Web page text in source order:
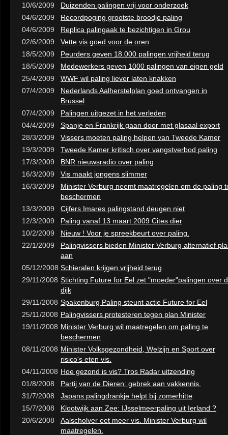
10/6/2009
Duizenden palingen vrij voor onderzoek
04/6/2009
Recordpoging grootste broodje paling
04/6/2009
Replica palingaak te bezichtigen in Grou
02/6/2009
Vette vis goed voor de oren
18/5/2009
Peurders geven 18.000 palingen vrijheid terug
18/5/2009
Medewerkers geven 1000 palingen van eigen geld
25/4/2009
WWF wil paling liever laten knakken
07/4/2009
Nederlands Aalherstelplan goed ontvangen in
Brussel
07/4/2009
Palingen uitgezet in het verleden
04/4/2009
Spanje en Frankrijk gaan door met glasaal export
28/3/2009
Vissers moeten paling helpen van Tweede Kamer
19/3/2009
Tweede Kamer kritisch over vangstverbod paling
17/3/2009
BNR nieuwsradio over paling
16/3/2009
Vis maakt jongens slimmer
16/3/2009
Minister Verburg neemt maatregelen om de paling
beschermen
13/3/2009
Cijfers Imares palingstand deugen niet
12/3/2009
Paling vanaf 13 maart 2009 Cites dier
10/2/2009
Nieuw ! Voor je spreekbeurt over paling.
22/1/2009
Palingvissers bieden Minister Verburg alternatief
aan
05/12/2008 Schieralen krijgen vrijheid terug
29/11/2008 Stichting Future for Eel zet "moeder"palingen over
dijk
29/11/2008 Spakenburg Paling steunt actie Future for Eel
25/11/2008 Palingvissers protesteren tegen plan Minister
19/11/2008 Minister Verburg wil maatregelen om paling te
beschermen
08/11/2008 Minister Volksgezondheid, Welzijn en Sport over
risico's eten vis.
04/11/2008 Hoe gezond is vis? Tros Radar uitzending
01/8/2008
Partij van de Dieren: gebrek aan vakkennis.
31/7/2008
Japans palingdrankje helpt bij zomerhitte
15/7/2008
Klootwijk aan Zee: IJsselmeerpaling uit Ierland ?
20/6/2008
Aalscholver eet meer vis. Minister Verburg wil
maatregelen.